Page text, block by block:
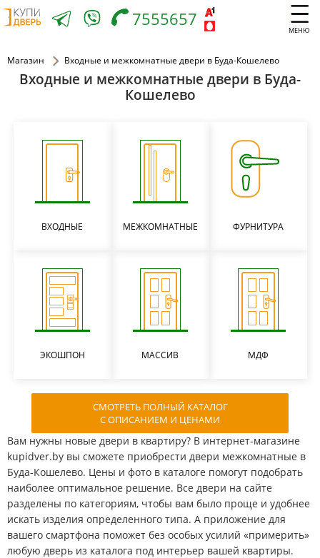
МЕНЮ
7555657
Магазин Входные и межкомнатные двери в Буда-Кошелево
Входные и межкомнатные двери в Буда-
Кошелево
ВХОДНЫЕ МЕЖКОМНАТНЫЕ ФУРНИТУРА
ЭКОШПОН МАССИВ МДФ
СМОТРЕТЬ ПОЛНЫЙ КАТАЛОГ
С ОПИСАНИЕМ И ЦЕНАМИ
Вам нужны новые двери в квартиру? В интернет-магазине
kupidver.by вы сможете приобрести двери межкомнатные в
Буда-Кошелево. Цены и фото в каталоге помогут подобрать
наиболее оптимальное решение. Все двери на сайте
разделены по категориям, чтобы вам было проще и удобнее
искать изделия определенного типа. А приложение для
вашего смартфона поможет без особых усилий «примерить»
любую дверь из каталога под интерьер вашей квартиры.